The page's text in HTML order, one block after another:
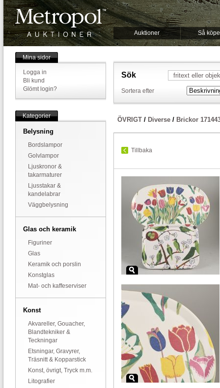
Auktioner Så
Mina sidor
Logga in
Bli kund
Glömt login?
Kategorier
Belysning
Bordslampor
Golvlampor
Ljuskronor &
takarmaturer
Ljusstakar &
kandelabrar
Väggbelysning
Glas och keramik
Figuriner
Glas
Keramik och porslin
Konstglas
Mat- och kaffeserviser
Konst
Akvareller, Gouacher,
Blandtekniker &
Teckningar
Etsningar, Gravyrer,
Träsnitt & Kopparstick
Konst, övrigt, Tryck m.m.
Litografier
Sök
Sortera efter
ÖVRIGT / Diverse / Brickor
Tillbaka